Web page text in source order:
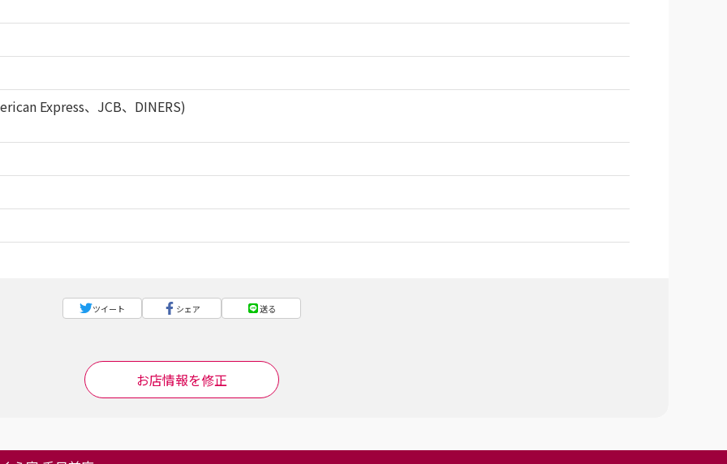
Express、JCB、DINERS)
ツイート シェア 送る
お店情報を修正